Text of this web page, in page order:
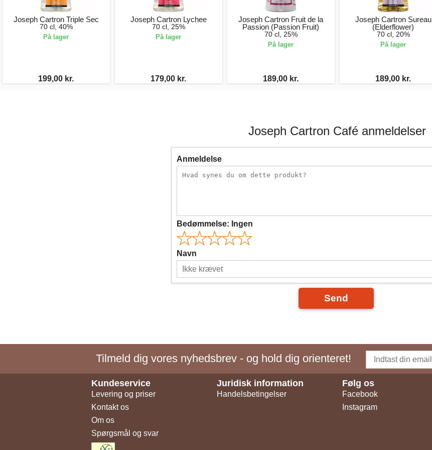
Joseph Cartron Triple Sec
70 cl, 40%
På lager
199,00 kr.
Joseph Cartron Lychee
70 cl, 25%
På lager
179,00 kr.
Joseph Cartron Fruit de la
Passion (Passion Fruit)
70 cl, 25%
På lager
189,00 kr.
Joseph Cartron Sureau
(Elderflower)
70 cl, 20%
På lager
189,00 kr.
Joseph Cartron Café anmeldelser
Anmeldelse
Bedømmelse: Ingen
Navn
Send
Tilmeld dig vores nyhedsbrev - og hold dig orienteret!
Kundeservice
Levering og priser
Kontakt os
Om os
Spørgsmål og svar
Juridisk information
Handelsbetingelser
Følg os
Facebook
Instagram